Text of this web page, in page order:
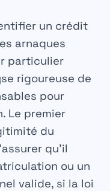
un crédit
arnaques
particulier
rigoureuse de
pour
Le premier
du
qu’il
ou un
valide, si la loi